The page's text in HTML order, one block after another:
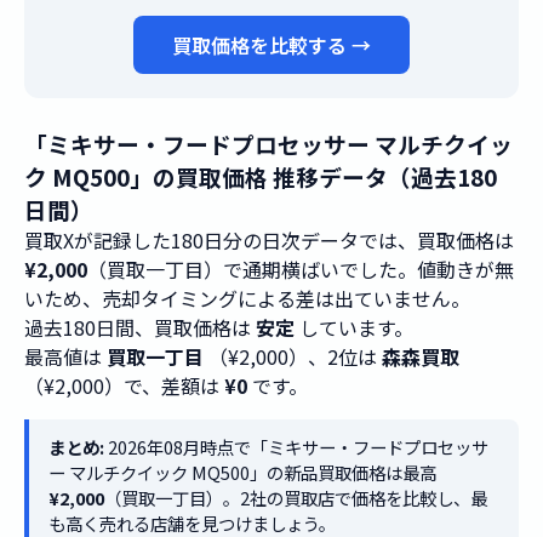
買取価格を比較する →
「ミキサー・フードプロセッサー マルチクイッ
ク MQ500」の買取価格 推移データ（過去180
日間）
買取Xが記録した180日分の日次データでは、買取価格は
¥2,000 （買取一丁目）で通期横ばいでした。値動きが無
いため、売却タイミングによる差は出ていません。
過去180日間、買取価格は 安定 しています。
最高値は 買取一丁目 （¥2,000）、2位は 森森買取
（¥2,000）で、差額は ¥0 です。
まとめ:2026年08月時点で「ミキサー・フードプロセッサ
ー マルチクイック MQ500」の新品買取価格は最高
¥2,000（買取一丁目）。2社の買取店で価格を比較し、最
も高く売れる店舗を見つけましょう。